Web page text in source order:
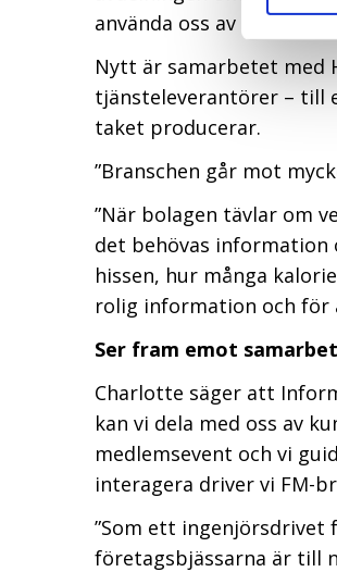
använda oss av flexibel
Nytt är samarbetet med
tjänsteleverantörer – till
taket producerar.
”Branschen går mot
”När bolagen tävlar om
det behövas information
hissen, hur många
rolig information och för
Ser fram emot
Charlotte säger att
kan vi dela med oss av
medlemsevent och vi
interagera driver vi FM-
”Som ett
företagsbjässarna är till